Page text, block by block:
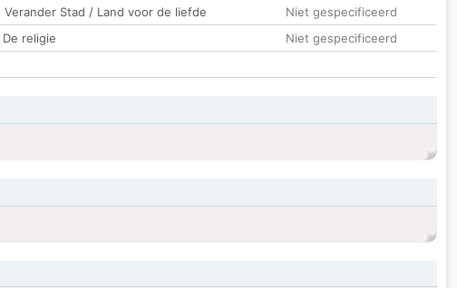
Verander Stad / Land voor de liefde
Niet gespecificeerd
De religie
Niet gespecificeerd